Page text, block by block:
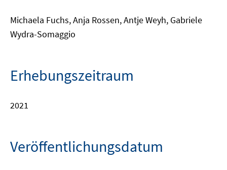
Michaela Fuchs, Anja Rossen, Antje Weyh, Gabriele
Wydra-Somaggio
Erhebungszeitraum
2021
Veröffentlichungsdatum